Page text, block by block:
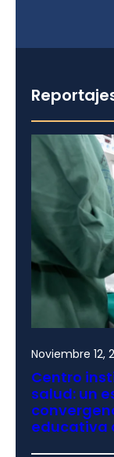
Noviembre 12,
Centro
salud: un
educativa